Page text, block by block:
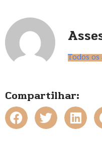
Todos
Compartilhar: